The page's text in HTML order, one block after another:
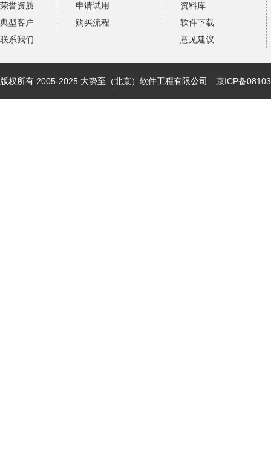
荣誉资质
典型客户
联系我们
申请试用
购买流程
资料库
软件下载
意见建议
版权所有 2005-2025 大势至（北京）软件工程有限公司 京ICP备